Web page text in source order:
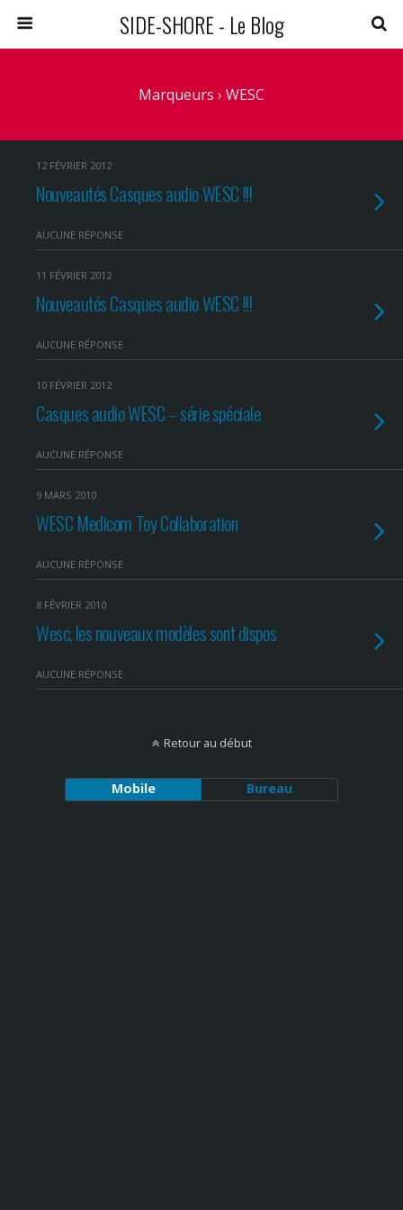
SIDE-SHORE - Le Blog
Marqueurs › WESC
12 FÉVRIER 2012
Nouveautés Casques audio WESC !!!
AUCUNE RÉPONSE
11 FÉVRIER 2012
Nouveautés Casques audio WESC !!!
AUCUNE RÉPONSE
10 FÉVRIER 2012
Casques audio WESC – série spéciale
AUCUNE RÉPONSE
9 MARS 2010
WESC Medicom Toy Collaboration
AUCUNE RÉPONSE
8 FÉVRIER 2010
Wesc, les nouveaux modèles sont dispos
AUCUNE RÉPONSE
Retour au début
Mobile Bureau